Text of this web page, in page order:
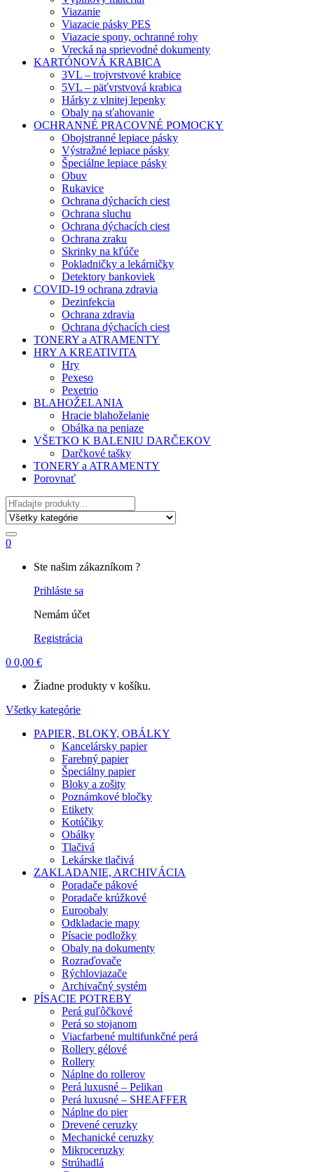
Viazanie
Viazacie pásky PES
Viazacie spony, ochranné rohy
Vrecká na sprievodné dokumenty
KARTÓNOVÁ KRABICA
3VL – trojvrstvové krabice
5VL – päťvrstvová krabica
Hárky z vlnitej lepenky
Obaly na sťahovanie
OCHRANNÉ PRACOVNÉ POMOCKY
Obojstranné lepiace pásky
Výstražné lepiace pásky
Špeciálne lepiace pásky
Obuv
Rukavice
Ochrana dýchacích ciest
Ochrana sluchu
Ochrana dýchacích ciest
Ochrana zraku
Skrinky na kľúče
Pokladničky a lekárničky
Detektory bankoviek
COVID-19 ochrana zdravia
Dezinfekcia
Ochrana zdravia
Ochrana dýchacích ciest
TONERY a ATRAMENTY
HRY A KREATIVITA
Hry
Pexeso
Pexetrio
BLAHOŽELANIA
Hracie blahoželanie
Obálka na peniaze
VŠETKO K BALENIU DARČEKOV
Darčkové tašky
TONERY a ATRAMENTY
Porovnať
Hľadať
0
Ste našim zákazníkom ?
Prihláste sa
Nemám účet
Registrácia
0 0,00 €
Žiadne produkty v košíku.
Všetky kategórie
PAPIER, BLOKY, OBÁLKY
Kancelársky papier
Farebný papier
Špeciálny papier
Bloky a zošity
Poznámkové bločky
Etikety
Kotúčiky
Obálky
Tlačivá
Lekárske tlačivá
ZAKLADANIE, ARCHIVÁCIA
Poradače pákové
Poradače krúžkové
Euroobaly
Odkladacie mapy
Písacie podložky
Obaly na dokumenty
Rozraďovače
Rýchloviazače
Archivačný systém
PÍSACIE POTREBY
Perá guľôčkové
Perá so stojanom
Viacfarbené multifunkčné perá
Rollery gélové
Rollery
Náplne do rollerov
Perá luxusné – Pelikan
Perá luxusné – SHEAFFER
Náplne do pier
Drevené ceruzky
Mechanické ceruzky
Mikroceruzky
Strúhadlá